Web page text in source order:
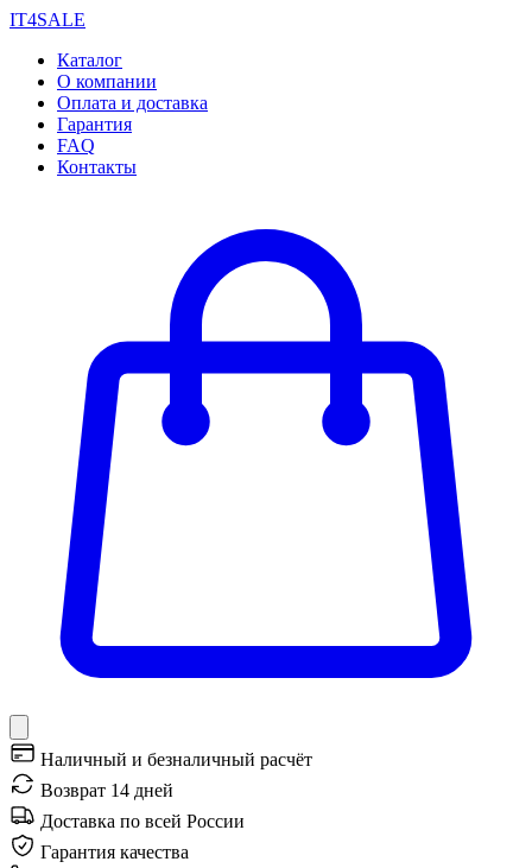
IT4SALE
Каталог
О компании
Оплата и доставка
Гарантия
FAQ
Контакты
Наличный и безналичный расчёт
Возврат 14 дней
Доставка по всей России
Гарантия качества